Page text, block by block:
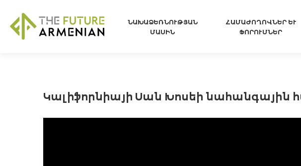
ՆԱԽԱՁԵՌՆՈՒԹՅԱՆ
ՄԱՍԻՆ
ՀԱՄԱԺՈՂՈՎՆԵՐ ԵՒ Ֆ
ՈՐՈՒՄՆԵՐ
Կալիֆորնիայի Սան Խոսեի